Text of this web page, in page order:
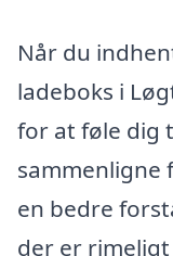
Når du
ladeboks i
for at føle dig
sammenligne
en bedre
der er